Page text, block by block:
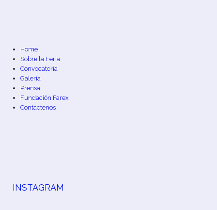
Home
Sobre la Feria
Convocatoria
Galería
Prensa
Fundación Farex
Contáctenos
INSTAGRAM